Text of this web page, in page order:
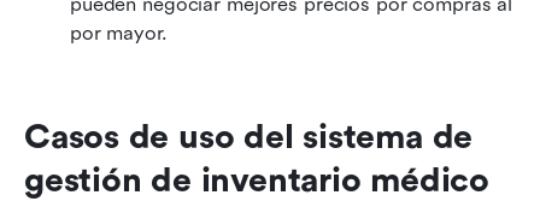
por mayor.
Casos de uso del sistema de
gestión de inventario médico